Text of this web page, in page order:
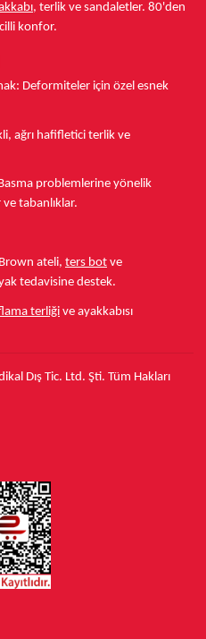
, terlik ve sandaletler. 80'den
konfor.
Deformiteler için özel esnek
ağrı hafifletici terlik ve
problemlerine yönelik
tabanlıklar.
ateli, ters bot ve
tedavisine destek.
terliği ve ayakkabısı
Dış Tic. Ltd. Şti. Tüm Hakları